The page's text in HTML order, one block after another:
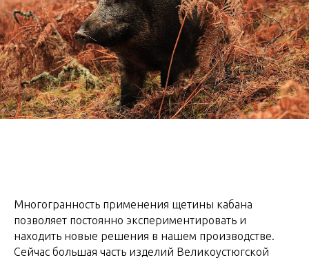
Многогранность применения щетины кабана
позволяет постоянно экспериментировать и
находить новые решения в нашем производстве.
Сейчас большая часть изделий Великоустюгской